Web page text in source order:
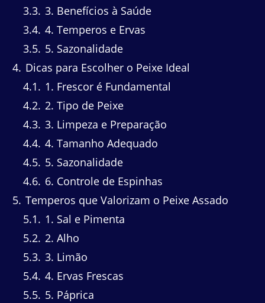
3.3 3. Benefícios à Saúde
3.4 4. Temperos e Ervas
3.5 5. Sazonalidade
4 Dicas para Escolher o Peixe Ideal
4.1
1. Frescor é Fundamental
4.2 2. Tipo de Peixe
4.3 3. Limpeza e Preparação
4.4 4. Tamanho Adequado
4.5 5. Sazonalidade
4.6 6. Controle de Espinhas
5 Temperos que Valorizam o Peixe Assado
5.1
1. Sal e Pimenta
5.2 2. Alho
5.3 3. Limão
5.4 4. Ervas Frescas
5.5 5. Páprica